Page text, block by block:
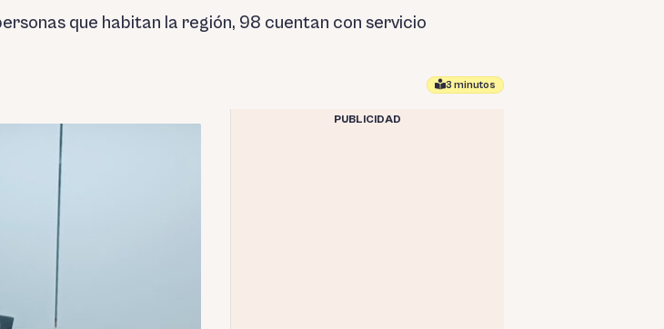
que habitan la región, 98 cuentan con servicio
3 minutos
PUBLICIDAD